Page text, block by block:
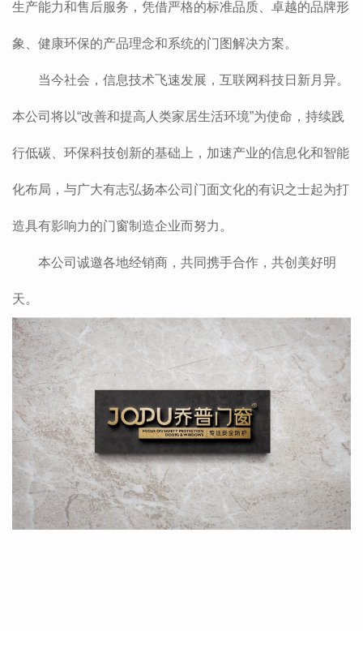
生产能力和售后服务，凭借严格的标准品质、卓越的品牌形
象、健康环保的产品理念和系统的门图解决方案。
当今社会，信息技术飞速发展，互联网科技日新月异。
本公司将以“改善和提高人类家居生活环境”为使命，持续践
行低碳、环保科技创新的基础上，加速产业的信息化和智能
化布局，与广大有志弘扬本公司门面文化的有识之士起为打
造具有影响力的门窗制造企业而努力。
本公司诚邀各地经销商，共同携手合作，共创美好明
天。